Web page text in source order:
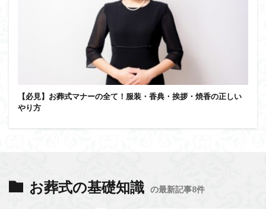
【必見】お葬式マナーの全て！服装・香典・挨拶・焼香の正しい
やり方
お葬式の基礎知識 の最新記事8件